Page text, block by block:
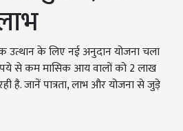
उत्थान के लिए नई अनुदान योजना चला
से कम मासिक आय वालों को 2 लाख
है. जानें पात्रता, लाभ और योजना से जुड़े